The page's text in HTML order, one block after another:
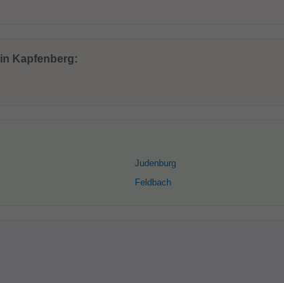
Kapfenberg:
Judenburg
Feldbach